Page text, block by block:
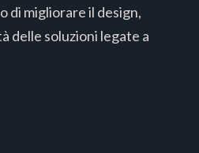
di migliorare il design,
delle soluzioni legate a